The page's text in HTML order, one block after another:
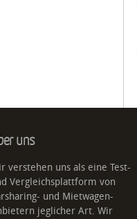
uns
verstehen uns als eine Test-
Vergleichsplattform von
und Mietwagen-
jeglicher Art. Wir